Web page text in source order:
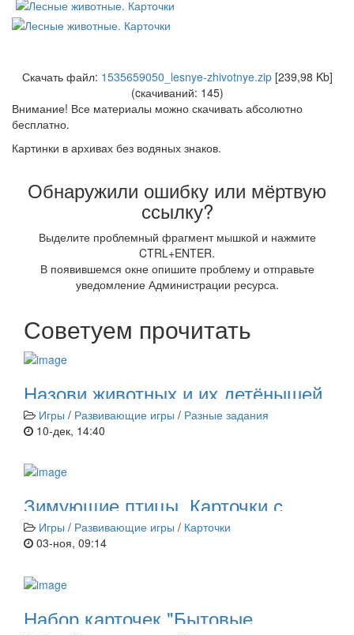
Скачать файл: 1535659050_lesnye-zhivotnye.zip[239,98 Kb]
(cкачиваний: 145)
Внимание! Все материалы можно скачивать абсолютно
бесплатно.
Картинки в архивах без водяных знаков.
Обнаружили ошибку или мёртвую
ссылку?
Выделите проблемный фрагмент мышкой и нажмите
CTRL+ENTER.
В появившемся окне опишите проблему и отправьте
уведомление Администрации ресурса.
Советуем прочитать
Назови животных и их детёнышей
Игры / Развивающие игры / Разные задания
10-дек, 14:40
Зимующие птицы. Карточки с
картинкой и названием
Игры / Развивающие игры / Карточки
03-ноя, 09:14
Набор карточек "Бытовые